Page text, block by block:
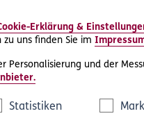
Erklärung &
uns finden Sie im
Personalisierung und der
Statistiken
schon ab dem
Jahre aufbewahren.
Eintrag in den Büchern